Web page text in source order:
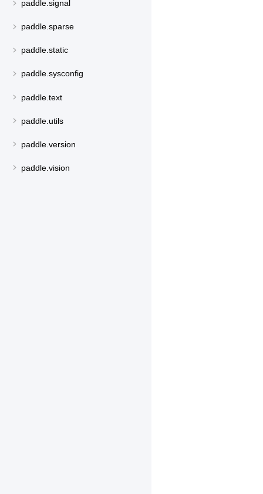
paddle.signal
paddle.sparse
paddle.static
paddle.sysconfig
paddle.text
paddle.utils
paddle.version
paddle.vision